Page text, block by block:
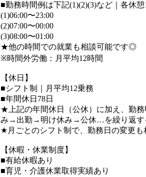
■勤務時間例は下記(1)(2)(3)など｜各休憩
(1)06:00〜23:00
(2)07:00〜00:00
(3)08:00〜01:00
★他の時間での就業も相談可能です◎
※時間外労働：月平均12時間
【休日】
■シフト制｜月平均12乗務
■年間休日78日
★上記の年間休日（公休）に加え、勤
み→出勤→明け休み→公休…を繰り返す
★月ごとのシフト制で、勤務日の変更
【休暇・休業制度】
■有給休暇あり
■育児・介護休業取得実績あり